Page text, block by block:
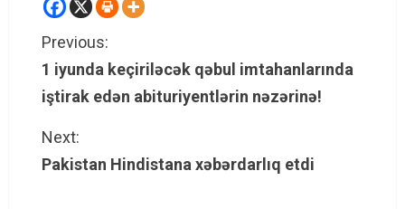
C
o
n
t
Previous:
1 iyunda keçiriləcək qəbul imtahanlarında
iştirak edən abituriyentlərin nəzərinə!
Next:
Pakistan Hindistana xəbərdarlıq etdi